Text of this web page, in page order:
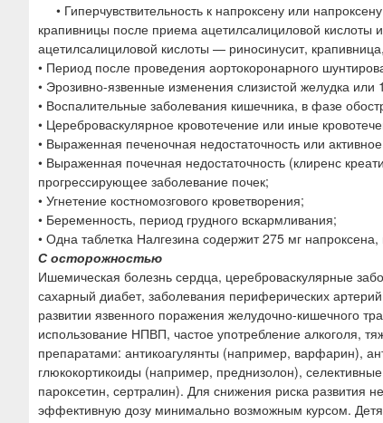
• Гиперчувствительность к напроксену или
крапивницы после приема ацетилсалициловой
ацетилсалициловой кислоты — риносинусит,
• Период после проведения аортокоронарного
• Эрозивно-язвенные изменения слизистой желудка
• Воспалительные заболевания кишечника, в фазе
• Цереброваскулярное кровотечение или иные
• Выраженная печеночная недостаточность или
• Выраженная почечная недостаточность (клиренс
прогрессирующее заболевание почек;
• Угнетение костномозгового кроветворения;
• Беременность, период грудного вскармливания;
• Одна таблетка Налгезина содержит 275 мг
С осторожностью
Ишемическая болезнь сердца, цереброваскулярные
сахарный диабет, заболевания периферических
развитии язвенного поражения желудочно-кишечного
использование НПВП, частое употребление алкоголя,
препаратами: антикоагулянты (например, варфарин),
глюкокортикоиды (например, преднизолон),
пароксетин, сертралин). Для снижения риска развития
эффективную дозу минимально возможным курсом.